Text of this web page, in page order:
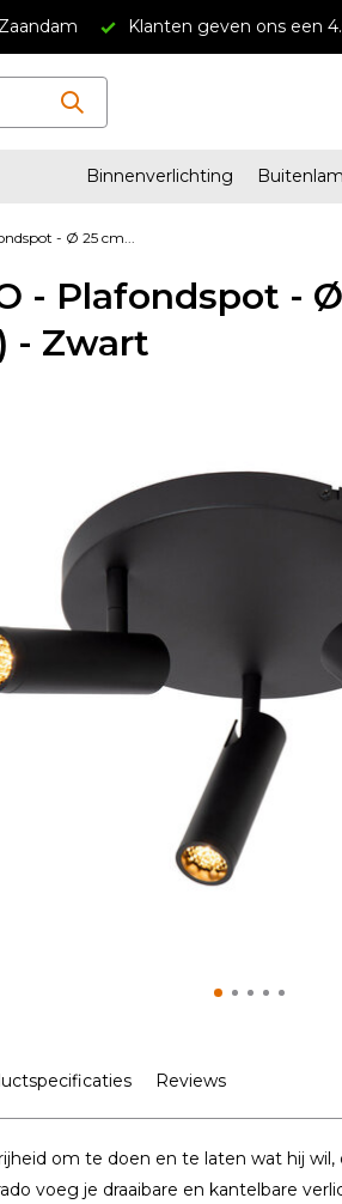
Klanten geven ons een
Binnenverlichting
- Ø 25 cm...
- Plafondspot -
- Zwart
Reviews
om te doen en te laten wat hij wil,
voeg je draaibare en kantelbare